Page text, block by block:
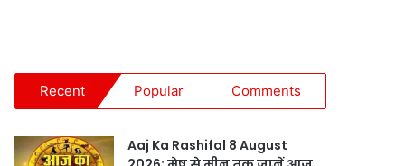
Recent Popular Comments
Aaj Ka Rashifal 8 August